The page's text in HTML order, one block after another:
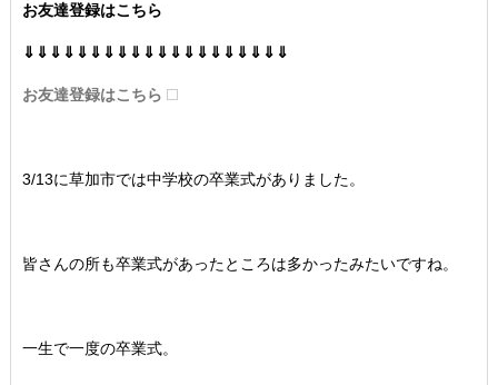
お友達登録はこちら
⇓⇓⇓⇓⇓⇓⇓⇓⇓⇓⇓⇓⇓⇓⇓⇓⇓⇓⇓⇓
お友達登録はこちら
3/13に草加市では中学校の卒業式がありました。
皆さんの所も卒業式があったところは多かったみたいですね。
一生で一度の卒業式。